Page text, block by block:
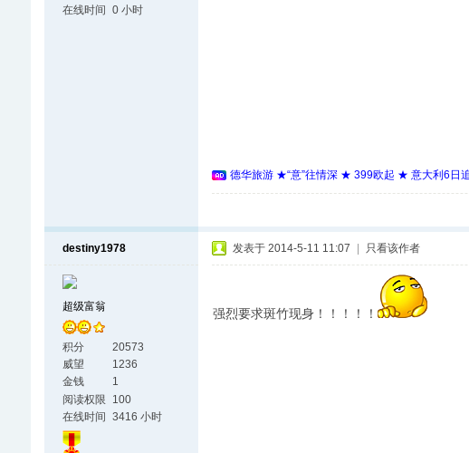
在线时间 0 小时
德华旅游 ★“意”往情深 ★ 399欧起 ★ 意大利6日
destiny1978
超级富翁
积分
20573
威望
1236
金钱
1
阅读权限
100
在线时间 3416 小时
发表于 2014-5-11 11:07 只看该作者
强烈要求斑竹现身！！！！！